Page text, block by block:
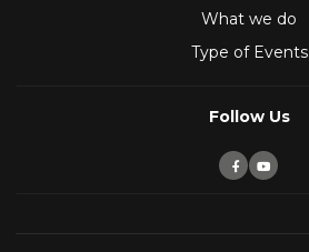
What we do
Type of Events
Follow Us